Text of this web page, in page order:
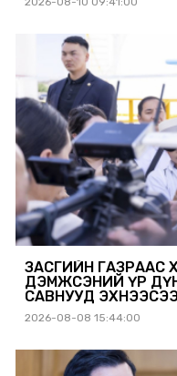
ЗАСГИЙН ГАЗРААС
ДЭМЖСЭНИЙ ҮР ДҮНД ШАТАХУУН
САВНУУД
2026-08-08 15:44:00